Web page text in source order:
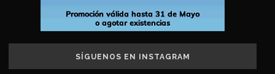
SÍGUENOS EN INSTAGRAM